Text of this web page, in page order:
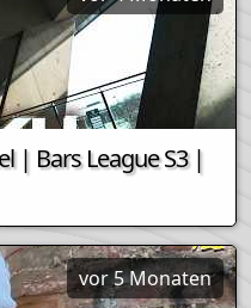
| Bars League S3 |
vor 5 Monaten